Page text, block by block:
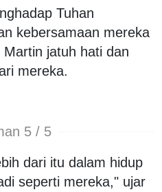
Tuhan
kebersamaan mereka
jatuh hati dan
mereka.
5 / 5
dari itu dalam hidup
seperti mereka," ujar